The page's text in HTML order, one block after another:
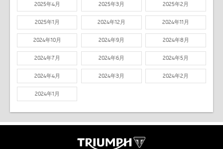
2025年4月 2025年3月 2025年2月
2025年1月 2024年12月 2024年11月
2024年10月 2024年9月 2024年8月
2024年7月 2024年6月 2024年5月
2024年4月 2024年3月 2024年2月
2024年1月